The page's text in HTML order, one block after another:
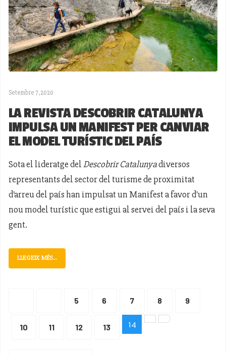
Setembre 7,2020
LA REVISTA DESCOBRIR CATALUNYA
IMPULSA UN MANIFEST PER CANVIAR
EL MODEL TURÍSTIC DEL PAÍS
Sota el lideratge delDescobrir Catalunyadiversos
representants del sector del turisme de proximitat
d'arreu del país han impulsat un Manifest a favor d'un
nou model turístic que estigui al servei del país i la seva
gent.
LLEGEIX MÉS...
5 6 7 8 9
10 11 12 13 14